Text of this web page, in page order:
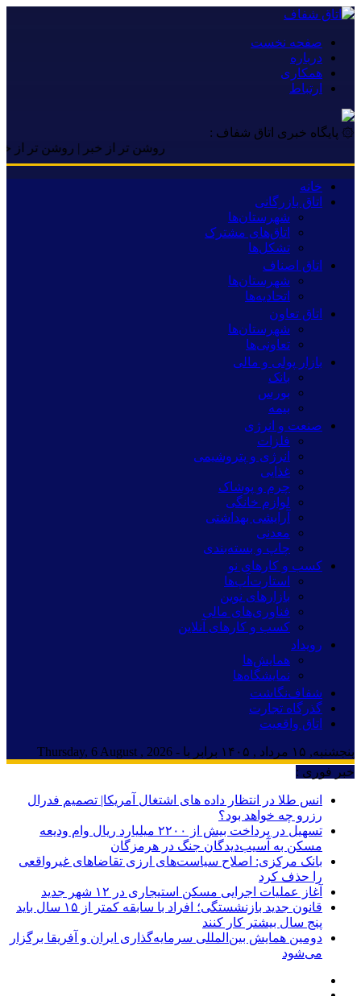
صفحه نخست
درباره
همکاری
ارتباط
۞ پایگاه خبری اتاق شفاف :
روشن تر از خبر | روشن تر از
خانه
اتاق بازرگانی
شهرستان‌ها
اتاق‌های مشترک
تشکل‌ها
اتاق اصناف
شهرستان‌ها
اتحادیه‌ها
اتاق تعاون
شهرستان‌ها
تعاونی‌ها
بازار پولی و مالی
بانک
بورس
بیمه
صنعت و انرژی
فلزات
انرژی و پتروشیمی
غذایی
چرم و پوشاک
لوازم خانگی
آرایشی بهداشتی
معدنی
چاپ و بسته‌بندی
کسب و کارهای نو
استارت‌آپ‌ها
بازارهای نوین
فناوری‌های مالی
کسب و کارهای آنلاین
رویداد
همایش‌ها
نمایشگاه‌ها
شفاف‌نگاشت
گذرگاه تجارت
اتاق واقعیت
پنجشنبه, ۱۵ مرداد , ۱۴۰۵ برابر با - Thursday, 6 August , 2026
خبر فوری :
انس طلا در انتظار داده های اشتغال آمریکا| تصمیم فدرال
رزرو چه خواهد بود؟
تسهیل در پرداخت بیش از ۲۲۰۰ میلیارد ریال وام ودیعه
مسکن به آسیب‌دیدگان جنگ در هرمزگان
بانک مرکزی: اصلاح سیاست‌های ارزی تقاضاهای غیرواقعی
را حذف کرد
آغاز عملیات اجرایی مسکن استیجاری در ۱۲ شهر جدید
قانون جدید بازنشستگی؛ افراد با سابقه کمتر از ۱۵ سال باید
پنج سال بیشتر کار کنند
دومین همایش بین‌المللی سرمایه‌گذاری ایران و آفریقا برگزار
می‌شود